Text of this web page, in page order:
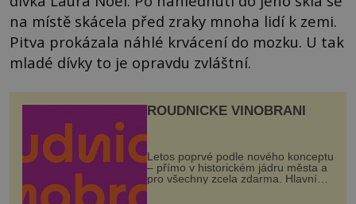
na místě skácela před zraky mnoha lidí k zemi.
Pitva prokázala náhlé krvácení do mozku. U tak
mladé dívky to je opravdu zvláštní.
ROUDNICKÉ VINOBRANÍ
Letos poprvé podle nového konceptu
– přímo v historickém jádru města a
pro všechny zcela zdarma. Hlavní
program se odehraje na Karlově a